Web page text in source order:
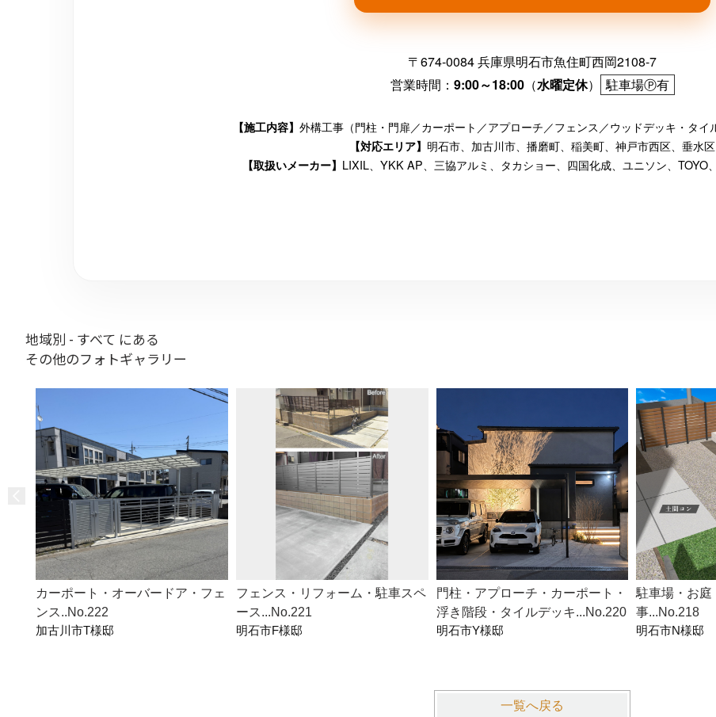
〒674-0084 兵庫県明石市魚住町西岡2108-7
営業時間： 9:00～18:00（水曜定休） 駐車場Ⓟ有
【施工内容】 外構工事（門柱・門扉／カーポート／アプローチ／フェンス／ウッドデッキ・タイ
【対応エリア】 明石市、加古川市、播磨町、稲美町、神戸市西区、垂水区
【取扱いメーカー】 LIXIL、YKK AP、三協アルミ、タカショー、四国化成、ユニソン、TOYO
地域別 - すべて にある
その他のフォトギャラリー
カーポート・オーバードア・フェ
ンス..No.222
加古川市T様邸
フェンス・リフォーム・駐車スペ
ース...No.221
明石市F様邸
門柱・アプローチ・カーポート・
浮き階段・タイルデッキ...No.220
明石市Y様邸
駐車場・お庭
事...No.218
明石市N様邸
一覧へ戻る